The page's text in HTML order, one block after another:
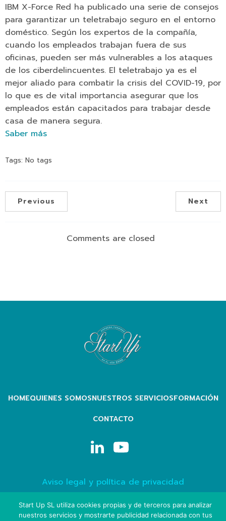
IBM X-Force Red ha publicado una serie de consejos
para garantizar un teletrabajo seguro en el entorno
doméstico. Según los expertos de la compañía,
cuando los empleados trabajan fuera de sus
oficinas, pueden ser más vulnerables a los ataques
de los ciberdelincuentes. El teletrabajo ya es el
mejor aliado para combatir la crisis del COVID-19, por
lo que es de vital importancia asegurar que los
empleados están capacitados para trabajar desde
casa de manera segura.
Saber más
Tags: No tags
Previous Next
Comments are closed
HOMEQUIENES SOMOSNUESTROS SERVICIOSFORMACIÓN
CONTACTO
Aviso legal y política de privacidad
Política de cookies
Start Up SL utiliza cookies propias y de terceros para analizar
nuestros servicios y mostrarte publicidad relacionada con tus